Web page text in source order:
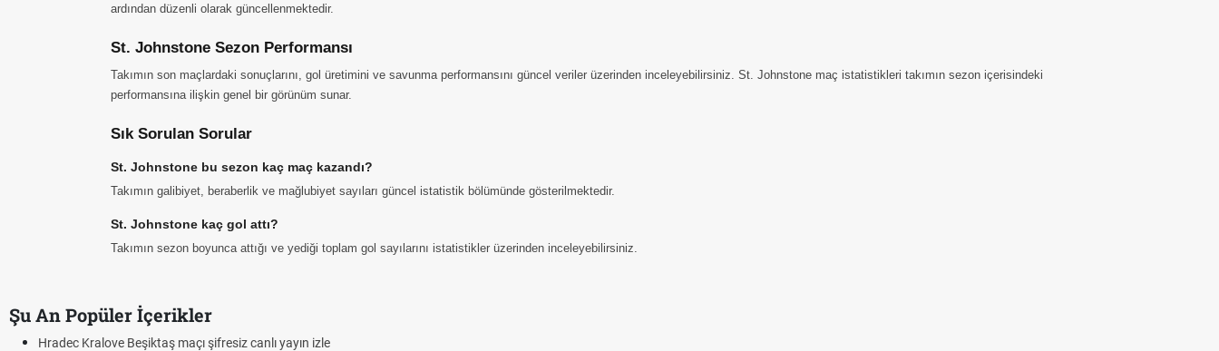
ardından düzenli olarak güncellenmektedir.
St. Johnstone Sezon Performansı
Takımın son maçlardaki sonuçlarını, gol üretimini ve savunma performansını güncel veriler üzerinden inceleyebilirsiniz. St. Johnstone maç istatistikleri takımın sezon içerisindeki
performansına ilişkin genel bir görünüm sunar.
Sık Sorulan Sorular
St. Johnstone bu sezon kaç maç kazandı?
Takımın galibiyet, beraberlik ve mağlubiyet sayıları güncel istatistik bölümünde gösterilmektedir.
St. Johnstone kaç gol attı?
Takımın sezon boyunca attığı ve yediği toplam gol sayılarını istatistikler üzerinden inceleyebilirsiniz.
Şu An Popüler İçerikler
Hradec Kralove Beşiktaş maçı şifresiz canlı yayın izle